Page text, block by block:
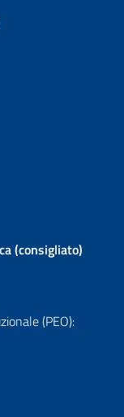
(consigliato)
(PEO):